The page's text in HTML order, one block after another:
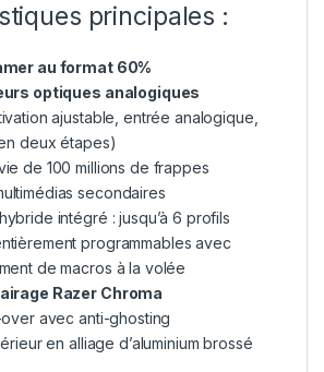
principales :
au format 60%
optiques analogiques
ajustable, entrée analogique,
deux étapes)
de 100 millions de frappes
secondaires
intégré : jusqu’à 6 profils
programmables avec
de macros à la volée
Razer Chroma
avec anti-ghosting
en alliage d’aluminium brossé